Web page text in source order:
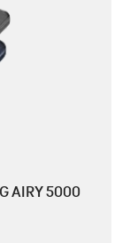
AIRY 5000